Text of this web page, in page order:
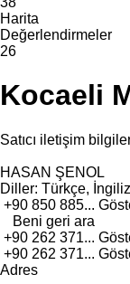
Harita
Değerlendirmeler
26
Kocaeli
Satıcı iletişim
HASAN ŞENOL
Diller: Türkçe,
+90 850 885...
Beni geri ara
+90 262 371...
+90 262 371...
Adres